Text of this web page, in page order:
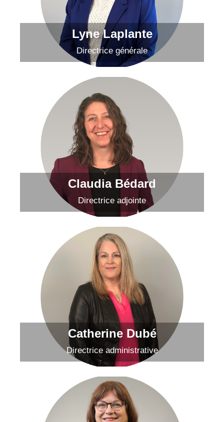
Lyne Laplante
Directrice générale
Envoyer un courriel
Claudia Bédard
Directrice adjointe
Claudia Bédard
Envoyer un courriel
Catherine Dubé
Directrice administrative
Catherine Dubé
Envoyer un courriel